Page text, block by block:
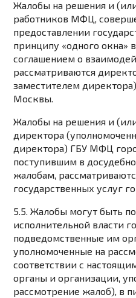
Жалобы на решения и
работников МФЦ,
предоставлении
принципу «одного окна»
соглашением о
рассматриваются
заместителем
Москвы.
Жалобы на решения и
директора
директора) ГБУ МФЦ
поступившим в
жалобам,
государственных услуг
5.5. Жалобы могут быть
исполнительной власти
подведомственные им
уполномоченные на
соответствии с
органы и организации,
рассмотрение жалоб), в